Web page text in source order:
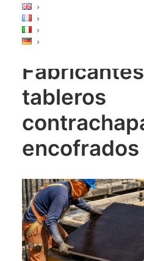
tableros
encofrados